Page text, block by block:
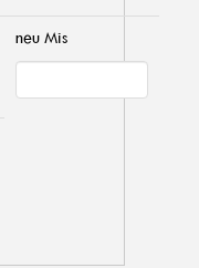
neu Mis